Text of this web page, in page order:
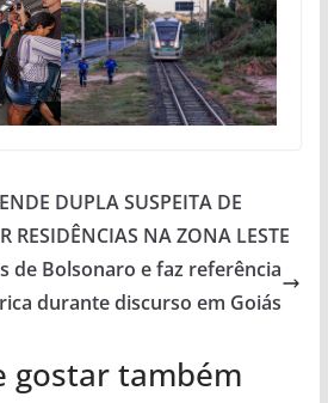
DUPLA SUSPEITA DE
RESIDÊNCIAS NA ZONA LESTE
de Bolsonaro e faz referência
durante discurso em Goiás
gostar também